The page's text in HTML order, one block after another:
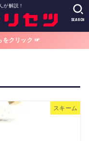
が解説！
SEARCH
をクリック ☞
スキーム